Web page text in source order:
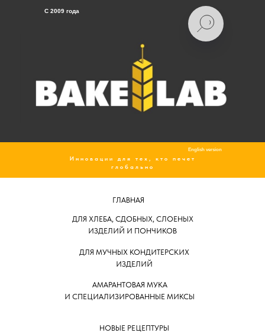
C 2009 года
Инновации для тех, кто печет
глобально
English version
ДЛЯ ХЛЕБА, СДОБНЫХ, СЛОЕНЫХ
ИЗДЕЛИЙ И ПОНЧИКОВ
ГЛАВНАЯ
ДЛЯ МУЧНЫХ КОНДИТЕРСКИХ
ИЗДЕЛИЙ
АМАРАНТОВАЯ МУКА
И СПЕЦИАЛИЗИРОВАННЫЕ МИКСЫ
НОВЫЕ РЕЦЕПТУРЫ